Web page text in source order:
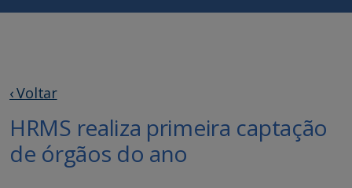
‹ Voltar
HRMS realiza primeira captação
de órgãos do ano